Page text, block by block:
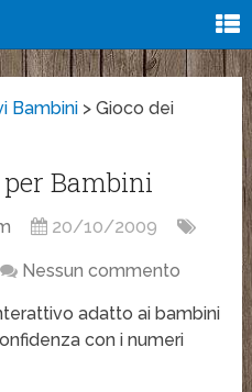
Bambini >Gioco dei
Bambini
20/10/2009
Nessun commento
adatto ai bambini
con i numeri